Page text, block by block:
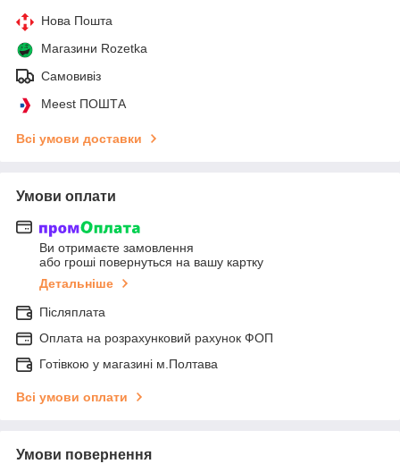
Нова Пошта
Магазини Rozetka
Самовивіз
Meest ПОШТА
Всі умови доставки
Умови оплати
Ви отримаєте замовлення
або гроші повернуться на вашу картку
Детальніше
Післяплата
Оплата на розрахунковий рахунок ФОП
Готівкою у магазині м.Полтава
Всі умови оплати
Умови повернення